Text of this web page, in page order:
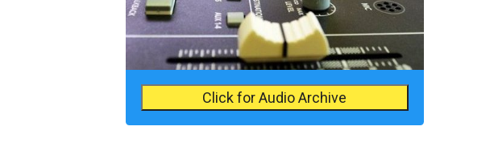
Click for Audio Archive